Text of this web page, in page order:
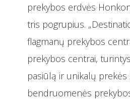
prekybos erdvės
tris pogrupius.
flagmanų prekybos
prekybos centrai,
pasiūlą ir unikalų prekės
bendruomenės